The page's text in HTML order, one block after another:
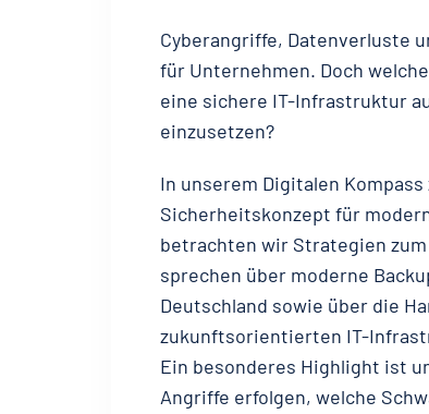
Cyberangriffe, Datenverluste
für Unternehmen. Doch
eine sichere IT-Infrastruktur
einzusetzen?
In unserem Digitalen
Sicherheitskonzept für
betrachten wir Strategien
sprechen über moderne
Deutschland sowie über die
zukunftsorientierten IT-
Ein besonderes Highlight ist
Angriffe erfolgen, welche